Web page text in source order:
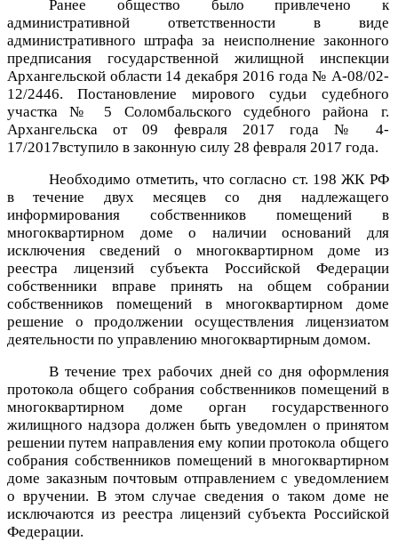
Ранее общество было привлечено к
административной ответственности в виде
административного штрафа за неисполнение законного
предписания государственной жилищной инспекции
Архангельской области 14 декабря 2016 года № А-08/02-
12/2446. Постановление мирового судьи судебного
участка № 5 Соломбальского судебного района г.
Архангельска от 09 февраля 2017 года № 4-
17/2017вступило в законную силу 28 февраля 2017 года.
Необходимо отметить, что согласно ст. 198 ЖК РФ
в течение двух месяцев со дня надлежащего
информирования собственников помещений в
многоквартирном доме о наличии оснований для
исключения сведений о многоквартирном доме из
реестра лицензий субъекта Российской Федерации
собственники вправе принять на общем собрании
собственников помещений в многоквартирном доме
решение о продолжении осуществления лицензиатом
деятельности по управлению многоквартирным домом.
В течение трех рабочих дней со дня оформления
протокола общего собрания собственников помещений в
многоквартирном доме орган государственного
жилищного надзора должен быть уведомлен о принятом
решении путем направления ему копии протокола общего
собрания собственников помещений в многоквартирном
доме заказным почтовым отправлением с уведомлением
о вручении. В этом случае сведения о таком доме не
исключаются из реестра лицензий субъекта Российской
Федерации.